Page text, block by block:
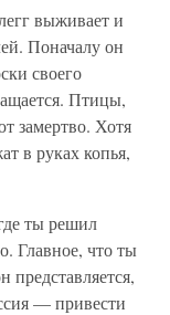
выживает и
Поначалу он
своего
Птицы,
замертво. Хотя
в руках копья,
ты решил
Главное, что ты
— привести